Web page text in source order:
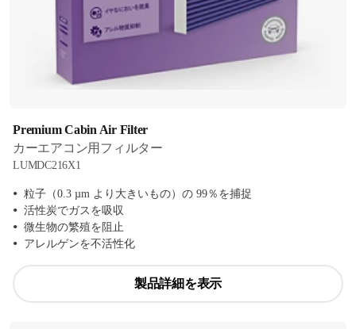
Premium Cabin Air Filter
カーエアコン用フィルター
LUMDC216X1
粒子（0.3 µm より大きいもの）の 99％を捕捉
活性炭でガスを吸収
微生物の繁殖を阻止
アレルゲンを不活性化
製品詳細を表示